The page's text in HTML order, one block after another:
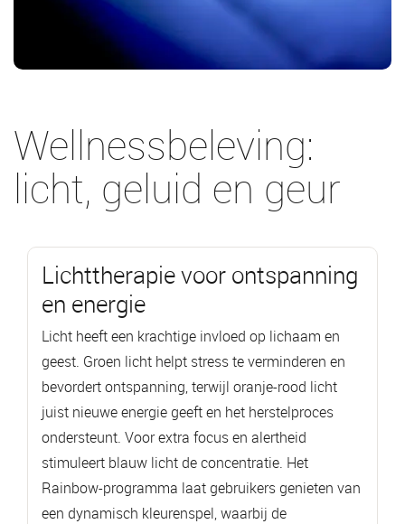
Wellnessbeleving:
licht, geluid en geur
Lichttherapie voor ontspanning
en energie
Licht heeft een krachtige invloed op lichaam en
geest. Groen licht helpt stress te verminderen en
bevordert ontspanning, terwijl oranje-rood licht
juist nieuwe energie geeft en het herstelproces
ondersteunt. Voor extra focus en alertheid
stimuleert blauw licht de concentratie. Het
Rainbow-programma laat gebruikers genieten van
een dynamisch kleurenspel, waarbij de